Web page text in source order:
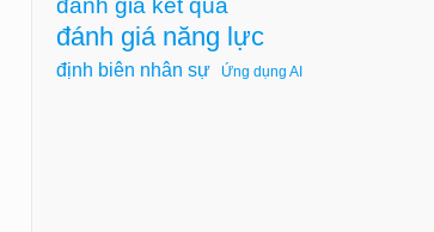
đánh giá năng lực
định biên nhân sự Ứng dụng AI